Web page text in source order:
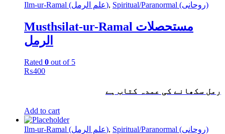
Ilm-ur-Ramal (علم الرمل), Spiritual/Paranormal (روحانی)
Musthsilat-ur-Ramal مستحصلات
الرمل
Rated 0 out of 5
₨400
رمل سکھانے کی عمدہ کتاب ہے
Add to cart
Ilm-ur-Ramal (علم الرمل), Spiritual/Paranormal (روحانی)